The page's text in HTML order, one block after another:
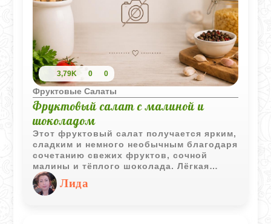
3,79K 0 0
Фруктовые Салаты
Фруктовый салат с малиной и
шоколадом
Этот фруктовый салат получается ярким,
сладким и немного необычным благодаря
сочетанию свежих фруктов, сочной
малины и тёплого шоколада. Лёгкая
кислинка ягод отлично дополняет бананы
и ананас, а шоколад делает десерт
особенно уютным.
Лида